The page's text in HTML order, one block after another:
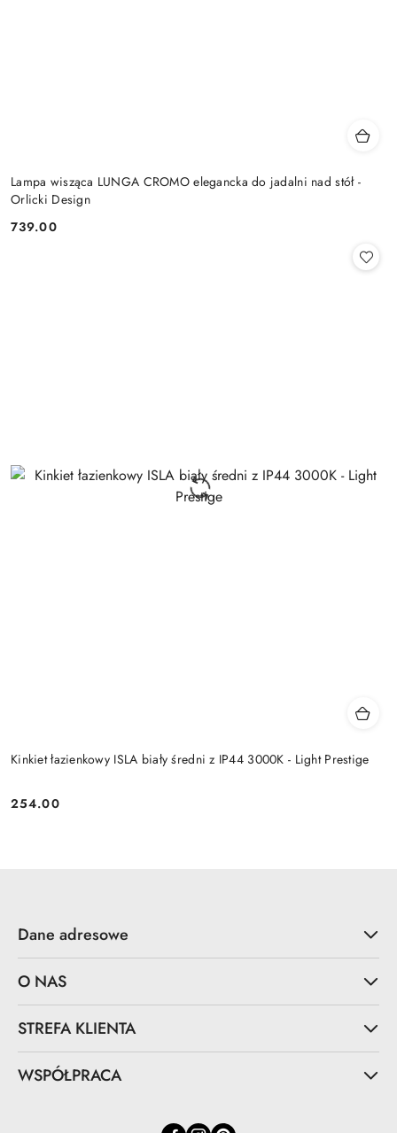
Lampa wisząca LUNGA CROMO elegancka do jadalni nad stół -
Orlicki Design
Cena:
739.00
Kinkiet łazienkowy ISLA biały średni z IP44 3000K - Light Prestige
Cena:
254.00
Dane adresowe
O NAS
STREFA KLIENTA
WSPÓŁPRACA